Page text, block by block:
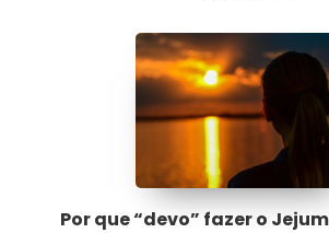
Por que “devo” fazer o